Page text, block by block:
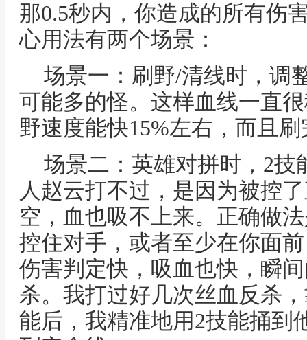
那0.5秒内，你造成的所有伤
心用法有两个场景：
场景一：刷野/清线时，调
可能多的怪。这样血线一直
野速度能快15%左右，而且
场景二：英雄对拼时，2技
人赵云打不过，是因为被控
空，血也吸不上来。正确做
控住对手，或者至少在你面
伤害判定快，吸血也快，瞬
杀。我打过好几次丝血反杀
能后，我精准地用2技能捅到